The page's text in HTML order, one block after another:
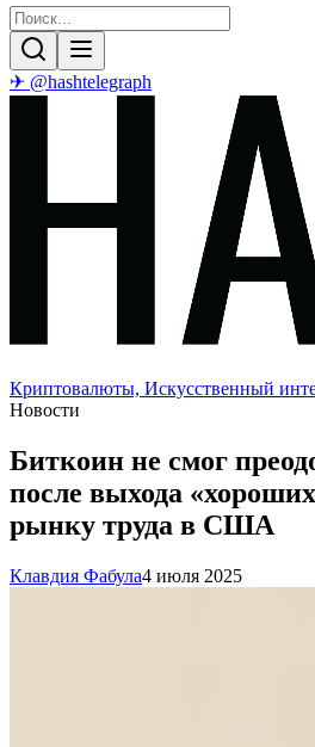
✈ @hashtelegraph
Криптовалюты, Искусственный
Новости
Биткоин не смог
после выхода
рынку труда в США
Клавдия Фабула4 июля 2025